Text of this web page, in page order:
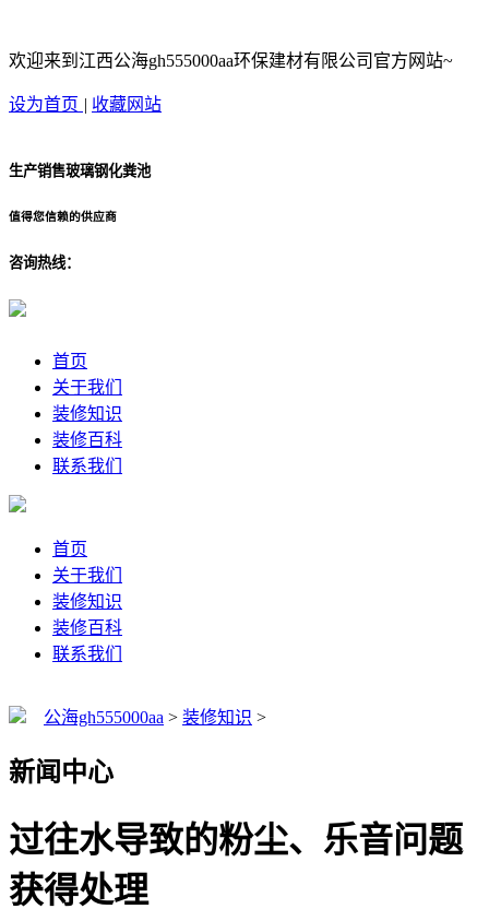
欢迎来到江西公海gh555000aa环保建材有限公司官方网站~
设为首页 | 收藏网站
生产销售玻璃钢化粪池
值得您信赖的供应商
咨询热线：
首页
关于我们
装修知识
装修百科
联系我们
首页
关于我们
装修知识
装修百科
联系我们
公海gh555000aa > 装修知识 >
新闻中心
过往水导致的粉尘、乐音问题
获得处理